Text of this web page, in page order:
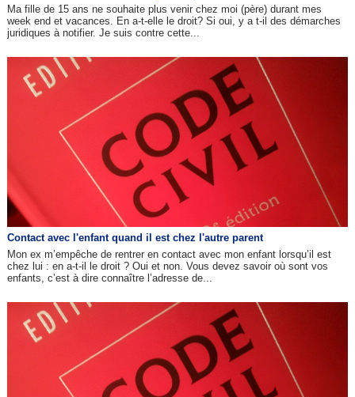
Ma fille de 15 ans ne souhaite plus venir chez moi (père) durant mes
week end et vacances. En a-t-elle le droit? Si oui, y a t-il des démarches
juridiques à notifier. Je suis contre cette...
Contact avec l'enfant quand il est chez l'autre parent
Mon ex m’empêche de rentrer en contact avec mon enfant lorsqu’il est
chez lui : en a-t-il le droit ? Oui et non. Vous devez savoir où sont vos
enfants, c’est à dire connaître l’adresse de...